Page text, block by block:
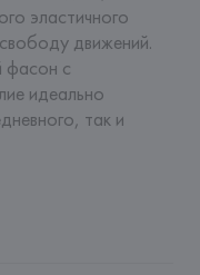
эластичного
движений.
фасон с
идеально
так и